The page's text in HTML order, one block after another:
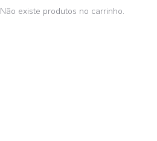
Não existe produtos no carrinho.